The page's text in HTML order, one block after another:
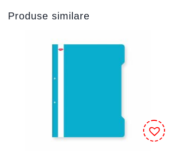
Produse similare